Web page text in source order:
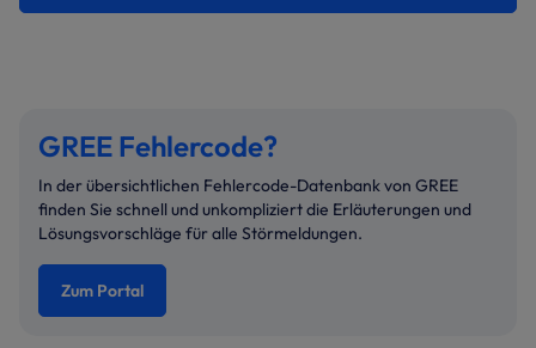
GREE Fehlercode?
In der übersichtlichen Fehlercode-Datenbank von GREE
finden Sie schnell und unkompliziert die Erläuterungen und
Lösungsvorschläge für alle Störmeldungen.
Zum Portal